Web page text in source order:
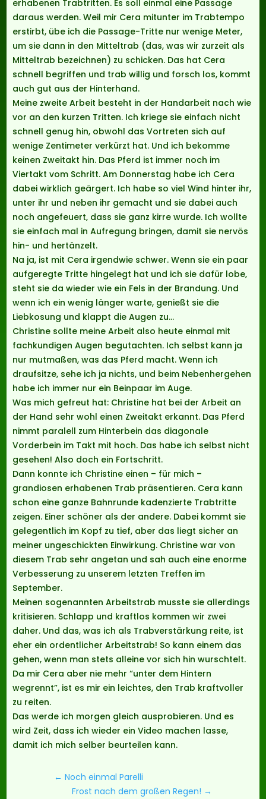
erhabenen Trabtritten. Es soll einmal eine Passage
daraus werden. Weil mir Cera mitunter im Trabtempo
erstirbt, übe ich die Passage-Tritte nur wenige Meter,
um sie dann in den Mitteltrab (das, was wir zurzeit als
Mitteltrab bezeichnen) zu schicken. Das hat Cera
schnell begriffen und trab willig und forsch los, kommt
auch gut aus der Hinterhand.
Meine zweite Arbeit besteht in der Handarbeit nach wie
vor an den kurzen Tritten. Ich kriege sie einfach nicht
schnell genug hin, obwohl das Vortreten sich auf
wenige Zentimeter verkürzt hat. Und ich bekomme
keinen Zweitakt hin. Das Pferd ist immer noch im
Viertakt vom Schritt. Am Donnerstag habe ich Cera
dabei wirklich geärgert. Ich habe so viel Wind hinter ihr,
unter ihr und neben ihr gemacht und sie dabei auch
noch angefeuert, dass sie ganz kirre wurde. Ich wollte
sie einfach mal in Aufregung bringen, damit sie nervös
hin- und hertänzelt.
Na ja, ist mit Cera irgendwie schwer. Wenn sie ein paar
aufgeregte Tritte hingelegt hat und ich sie dafür lobe,
steht sie da wieder wie ein Fels in der Brandung. Und
wenn ich ein wenig länger warte, genießt sie die
Liebkosung und klappt die Augen zu…
Christine sollte meine Arbeit also heute einmal mit
fachkundigen Augen begutachten. Ich selbst kann ja
nur mutmaßen, was das Pferd macht. Wenn ich
draufsitze, sehe ich ja nichts, und beim Nebenhergehen
habe ich immer nur ein Beinpaar im Auge.
Was mich gefreut hat: Christine hat bei der Arbeit an
der Hand sehr wohl einen Zweitakt erkannt. Das Pferd
nimmt paralell zum Hinterbein das diagonale
Vorderbein im Takt mit hoch. Das habe ich selbst nicht
gesehen! Also doch ein Fortschritt.
Dann konnte ich Christine einen – für mich –
grandiosen erhabenen Trab präsentieren. Cera kann
schon eine ganze Bahnrunde kadenzierte Trabtritte
zeigen. Einer schöner als der andere. Dabei kommt sie
gelegentlich im Kopf zu tief, aber das liegt sicher an
meiner ungeschickten Einwirkung. Christine war von
diesem Trab sehr angetan und sah auch eine enorme
Verbesserung zu unserem letzten Treffen im
September.
Meinen sogenannten Arbeitstrab musste sie allerdings
kritisieren. Schlapp und kraftlos kommen wir zwei
daher. Und das, was ich als Trabverstärkung reite, ist
eher ein ordentlicher Arbeitstrab! So kann einem das
gehen, wenn man stets alleine vor sich hin wurschtelt.
Da mir Cera aber nie mehr “unter dem Hintern
wegrennt”, ist es mir ein leichtes, den Trab kraftvoller
zu reiten.
Das werde ich morgen gleich ausprobieren. Und es
wird Zeit, dass ich wieder ein Video machen lasse,
damit ich mich selber beurteilen kann.
←Noch einmal Parelli
Frost nach dem großen Regen! →